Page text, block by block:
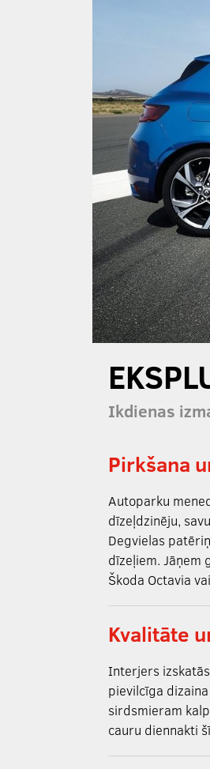
Ikdienas
Pirkšana
Autoparku
dīzeļdzinēju,
Degvielas
dīzeļiem. Jāņem
Škoda Octavia
Kvalitāte
Interjers
pievilcīga
sirdsmieram
cauru diennakti